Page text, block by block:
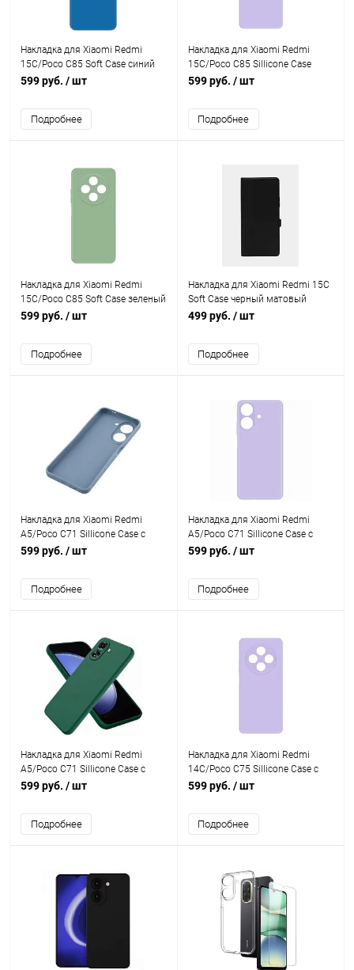
Накладка для Xiaomi Redmi
15C/Poco C85 Soft Case синий
Krutoff
599 руб. / шт
Подробнее
Накладка для Xiaomi Redmi
15C/Poco C85 Sillicone Case
лаванда Krutoff
599 руб. / шт
Подробнее
Накладка для Xiaomi Redmi
15C/Poco C85 Soft Case зеленый
Krutoff
599 руб. / шт
Подробнее
Накладка для Xiaomi Redmi 15C
Soft Case черный матовый
Krutoff
499 руб. / шт
Подробнее
Накладка для Xiaomi Redmi
A5/Poco C71 Sillicone Case с
микрофиброй синий Krutoff
599 руб. / шт
Подробнее
Накладка для Xiaomi Redmi
A5/Poco C71 Sillicone Case с
микрофиброй лавандовый
599 руб. / шт
Подробнее
Накладка для Xiaomi Redmi
A5/Poco C71 Sillicone Case с
микрофиброй зеленый Krutoff
599 руб. / шт
Подробнее
Накладка для Xiaomi Redmi
14C/Poco C75 Sillicone Case с
микрофиброй лавандовый
599 руб. / шт
Подробнее